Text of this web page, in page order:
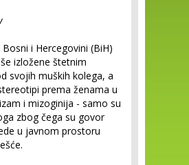
i Hercegovini (BiH)
izložene štetnim
svojih muških kolega, a
prema ženama u
i mizoginija - samo su
zbog čega su govor
u javnom prostoru